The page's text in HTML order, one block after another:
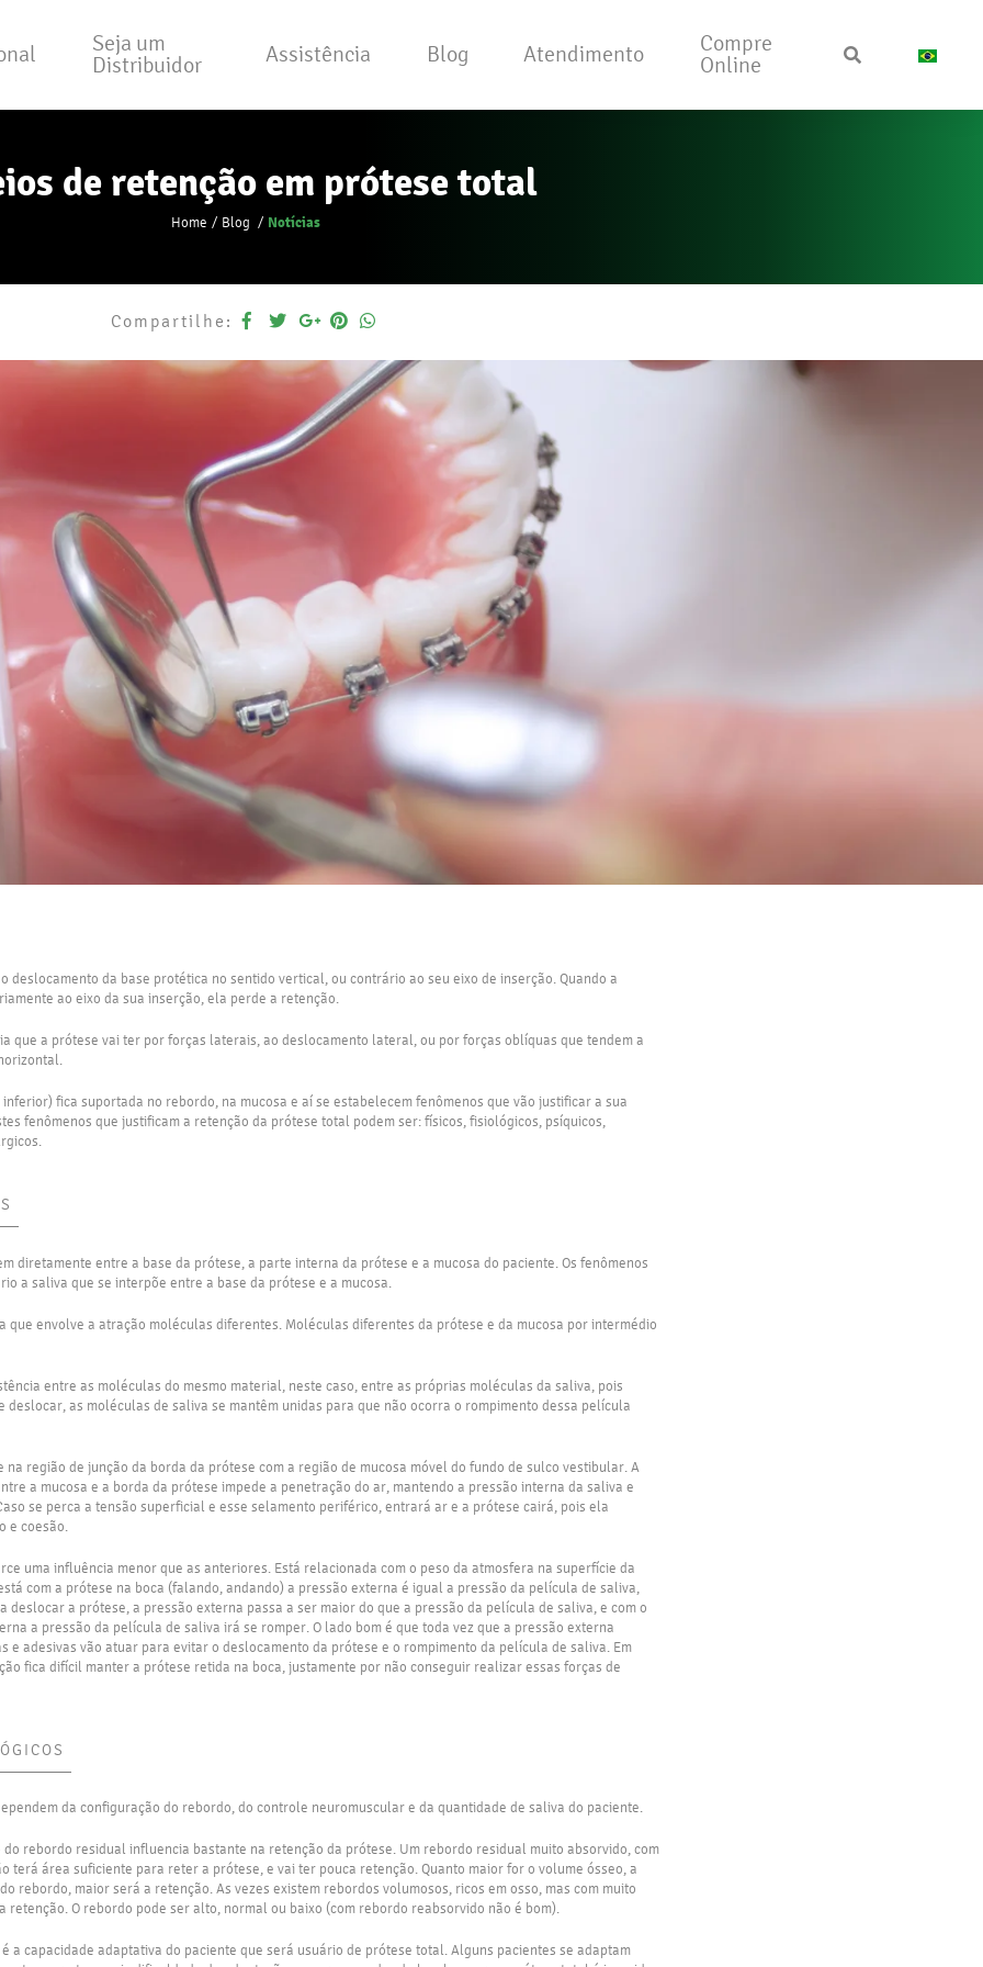
Seja um
Distribuidor
Assistência Blog Atendimento
Compre
Online
de retenção em prótese total
Home Blog Notícias
Compartilhe:
deslocamento da base protética no sentido vertical, ou contrário ao seu eixo de inserção. Quando a
ao eixo da sua inserção, ela perde a retenção.
que a prótese vai ter por forças laterais, ao deslocamento lateral, ou por forças oblíquas que tendem a
fica suportada no rebordo, na mucosa e aí se estabelecem fenômenos que vão justificar a sua
fenômenos que justificam a retenção da prótese total podem ser: físicos, fisiológicos, psíquicos,
diretamente entre a base da prótese, a parte interna da prótese e a mucosa do paciente. Os fenômenos
a saliva que se interpõe entre a base da prótese e a mucosa.
que envolve a atração moléculas diferentes. Moléculas diferentes da prótese e da mucosa por intermédio
entre as moléculas do mesmo material, neste caso, entre as próprias moléculas da saliva, pois
deslocar, as moléculas de saliva se mantêm unidas para que não ocorra o rompimento dessa película
região de junção da borda da prótese com a região de mucosa móvel do fundo de sulco vestibular. A
a mucosa e a borda da prótese impede a penetração do ar, mantendo a pressão interna da saliva e
se perca a tensão superficial e esse selamento periférico, entrará ar e a prótese cairá, pois ela
e coesão.
uma influência menor que as anteriores. Está relacionada com o peso da atmosfera na superfície da
com a prótese na boca (falando, andando) a pressão externa é igual a pressão da película de saliva,
deslocar a prótese, a pressão externa passa a ser maior do que a pressão da película de saliva, e com o
a pressão da película de saliva irá se romper. O lado bom é que toda vez que a pressão externa
e adesivas vão atuar para evitar o deslocamento da prótese e o rompimento da película de saliva. Em
fica difícil manter a prótese retida na boca, justamente por não conseguir realizar essas forças de
da configuração do rebordo, do controle neuromuscular e da quantidade de saliva do paciente.
rebordo residual influencia bastante na retenção da prótese. Um rebordo residual muito absorvido, com
terá área suficiente para reter a prótese, e vai ter pouca retenção. Quanto maior for o volume ósseo, a
rebordo, maior será a retenção. As vezes existem rebordos volumosos, ricos em osso, mas com muito
retenção. O rebordo pode ser alto, normal ou baixo (com rebordo reabsorvido não é bom).
a capacidade adaptativa do paciente que será usuário de prótese total. Alguns pacientes se adaptam